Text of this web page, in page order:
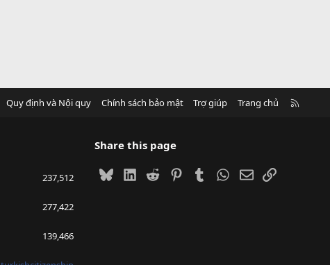
Quy định và Nội quy Chính sách bảo mật Trợ giúp Trang chủ
237,512
277,422
139,466
Share this page
BlueskyLinkedIn
Reddit PinterestTumblrWhatsApp
EmailLink